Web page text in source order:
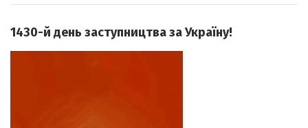
1430-й день заступництва за Україну!